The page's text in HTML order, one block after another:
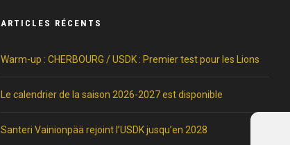
ARTICLES RÉCENTS
Warm-up : CHERBOURG / USDK : Premier test pour les Lions
Le calendrier de la saison 2026-2027 est disponible
Santeri Vainionpää rejoint l’USDK jusqu’en 2028